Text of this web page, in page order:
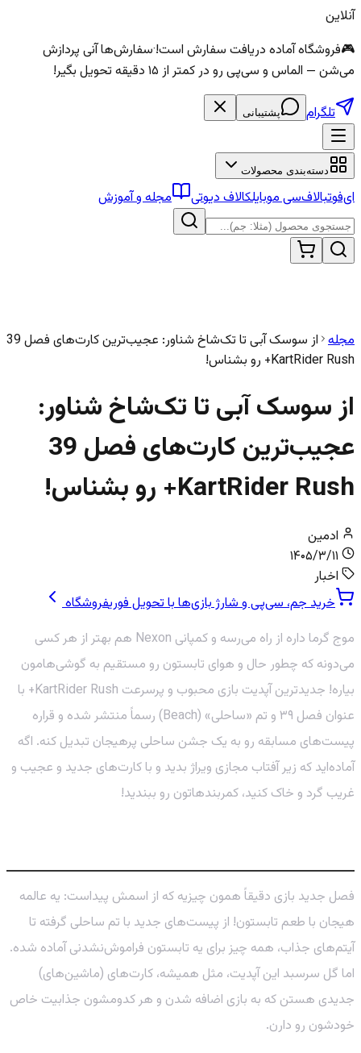
آنلاین
🎮فروشگاه آماده دریافت سفارش است!·سفارش‌ها آنی پردازش
می‌شن — الماس و سی‌پی رو در کمتر از ۱۵ دقیقه تحویل بگیر!
تلگرام پشتیبانی
دسته‌بندی محصولات
ای‌فوتبالاف‌سی موبایلکالاف دیوتی مجله و آموزش
مجله
از سوسک آبی تا تک‌شاخ شناور: عجیب‌ترین کارت‌های فصل 39
KartRider Rush+ رو بشناس!
از سوسک آبی تا تک‌شاخ شناور:
عجیب‌ترین کارت‌های فصل 39
KartRider Rush+ رو بشناس!
ادمین
۱۴۰۵/۳/۱۱
اخبار
خرید جم، سی‌پی و شارژ بازی‌ها با تحویل فوریفروشگاه
موج گرما داره از راه می‌رسه و کمپانی Nexon هم بهتر از هر کسی
می‌دونه که چطور حال و هوای تابستون رو مستقیم به گوشی‌هامون
بیاره! جدیدترین آپدیت بازی محبوب و پرسرعت KartRider Rush+ با
عنوان فصل ۳۹ و تم «ساحلی» (Beach) رسماً منتشر شده و قراره
پیست‌های مسابقه رو به یک جشن ساحلی پرهیجان تبدیل کنه. اگه
آماده‌اید که زیر آفتاب مجازی ویراژ بدید و با کارت‌های جدید و عجیب و
غریب گرد و خاک کنید، کمربندهاتون رو ببندید!
فصل جدید بازی دقیقاً همون چیزیه که از اسمش پیداست: یه عالمه
هیجان با طعم تابستون! از پیست‌های جدید با تم ساحلی گرفته تا
آیتم‌های جذاب، همه چیز برای یه تابستون فراموش‌نشدنی آماده شده.
اما گل سرسبد این آپدیت، مثل همیشه، کارت‌های (ماشین‌های)
جدیدی هستن که به بازی اضافه شدن و هر کدومشون جذابیت خاص
خودشون رو دارن.